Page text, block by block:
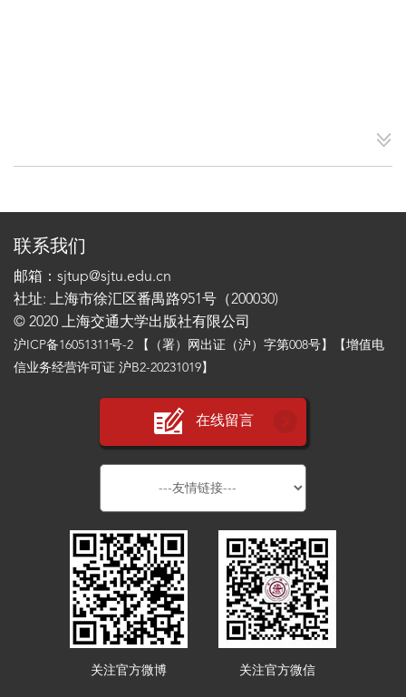
联系我们
邮箱：sjtup@sjtu.edu.cn
社址: 上海市徐汇区番禺路951号（200030)
© 2020 上海交通大学出版社有限公司
沪ICP备16051311号-2 【（署）网出证（沪）字第008号】【增值电
信业务经营许可证 沪B2-20231019】
在线留言
关注官方微博 关注官方微信